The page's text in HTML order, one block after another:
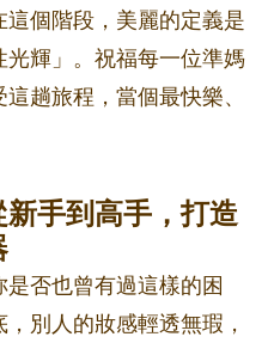
個階段，美麗的定義是
光輝」。祝福每一位準媽
趟旅程，當個最快樂、
手到高手，打造
否也曾有過這樣的困
別人的妝感輕透無瑕，